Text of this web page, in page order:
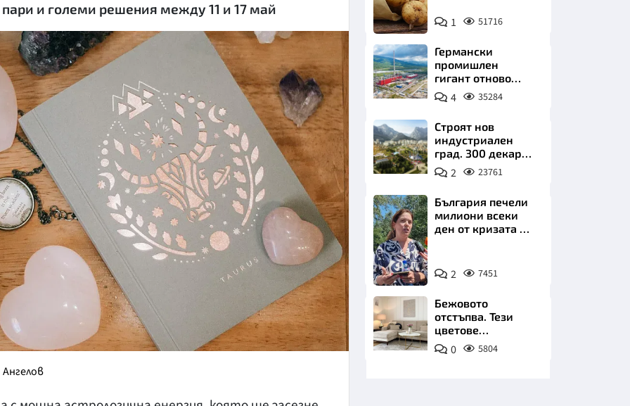
МОЯТ ГРАД
ТЕХНОЛОГИИ
ДА!НА БЪЛГАРСКАТА ХРАНА
ДА! НА БЪЛГАРСКАТА ИКОНОМИКА
КУЛТУРА
ПРАВОСЪДИЕ
КРИМИ
КИБЕРЗАЩИТНИЦИ
ВЯРА
ОБЯВИ
ВОЙНАТА В УКРАЙНА
ВРЕМЕТО
и големи решения между 11 и 17 май
Снимка:
Пиксабей
1 51716
Германски
промишлен
гигант отново
позлатява наш
град
4 35284
Строят нов
индустриален
град. 300 декара
чакат златни
заводи
2 23761
Снимка:
БТА
България печели
милиони всеки
ден от кризата по
2 7451
Бежовото
отстъпва. Тези
цветове
превземат
всекидневната
0 5804